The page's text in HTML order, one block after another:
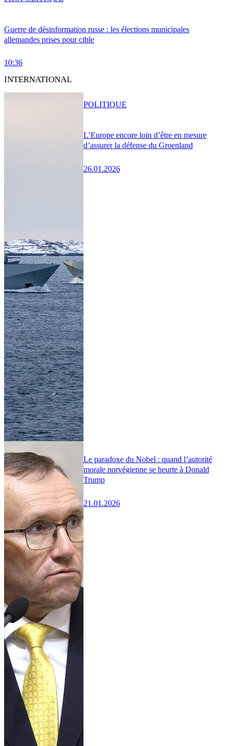
Guerre de désinformation russe : les élections municipales
allemandes prises pour cible
10:36
INTERNATIONAL
L’Europe encore loin d’être en mesure
d’assurer la défense du Groenland
26.01.2026
POLITIQUE
Le paradoxe du Nobel : quand l’autorité
morale norvégienne se heurte à Donald
Trump
21.01.2026